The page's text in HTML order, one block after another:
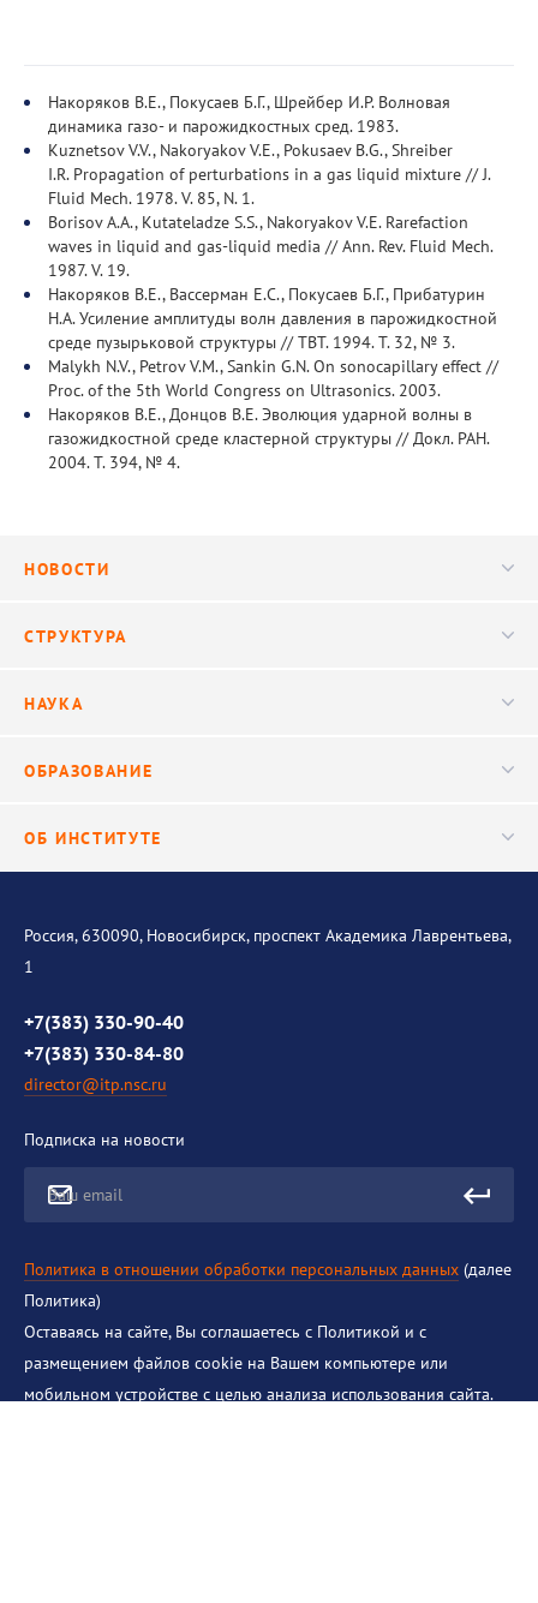
Накоряков В.Е., Покусаев Б.Г., Шрейбер И.Р. Волновая
динамика газо- и парожидкостных сред. 1983.
Kuznetsov V.V., Nakoryakov V.E., Pokusaev B.G., Shreiber
I.R. Propagation of perturbations in a gas liquid mixture // J.
Fluid Mech. 1978. V. 85, N. 1.
Borisov A.A., Kutateladze S.S., Nakoryakov V.E. Rarefaction
waves in liquid and gas-liquid media // Ann. Rev. Fluid Mech.
1987. V. 19.
Накоряков В.Е., Вассерман Е.С., Покусаев Б.Г., Прибатурин
Н.А. Усиление амплитуды волн давления в парожидкостной
среде пузырьковой структуры // ТВТ. 1994. Т. 32, № 3.
Malykh N.V., Petrov V.M., Sankin G.N. On sonocapillary effect //
Proc. of the 5th World Congress on Ultrasonics. 2003.
Накоряков В.Е., Донцов В.Е. Эволюция ударной волны в
газожидкостной среде кластерной структуры // Докл. РАН.
2004. Т. 394, № 4.
НОВОСТИ
Видео
СТРУКТУРА
Научные подразделения
НАУКА
Исследования
ОБРАЗОВАНИЕ
ОБ ИНСТИТУТЕ
История института
Контакты
Противодействие коррупции
Россия, 630090, Новосибирск, проспект Академика Лаврентьева,
1
+7(383) 330-90-40
+7(383) 330-84-80
director@itp.nsc.ru
Подписка на новости
Ваш email
Политика в отношении обработки персональных данных (далее
Политика)
Оставаясь на сайте, Вы соглашаетесь с Политикой и с
размещением файлов cookie на Вашем компьютере или
мобильном устройстве с целью анализа использования сайта.